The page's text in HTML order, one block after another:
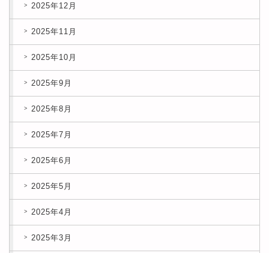
2025年12月
2025年11月
2025年10月
2025年9月
2025年8月
2025年7月
2025年6月
2025年5月
2025年4月
2025年3月